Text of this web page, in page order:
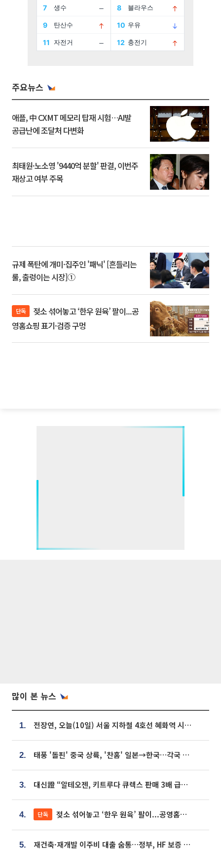
주요뉴스
애플, 中 CXMT 메모리 탑재 시험…AI발
공급난에 조달처 다변화
최태원·노소영 '9440억 분할' 판결, 이번주
재상고 여부 주목
규제 폭탄에 개미·집주인 '패닉' [흔들리는
룰, 출렁이는 시장]①
단독
영홈쇼핑 표기·검증 구멍
많이 본 뉴스
1. 전장연, 오늘(10일) 서울 지하철 4호선 혜화역 시위…1호선 용산역 무정차
2. 태풍 '돌핀' 중국 상륙, '찬홈' 일본→한국…각국 기상청 예상 경로는?
3. 대신證 “알테오젠, 키트루다 큐렉스 판매 3배 급증…목표가 41만원 상향”
4. 단독 젖소 섞어놓고 ‘한우 원육’ 팔이...공영홈쇼핑 표기·검증 구멍
5. 재건축·재개발 이주비 대출 숨통…정부, HF 보증 신설 추진